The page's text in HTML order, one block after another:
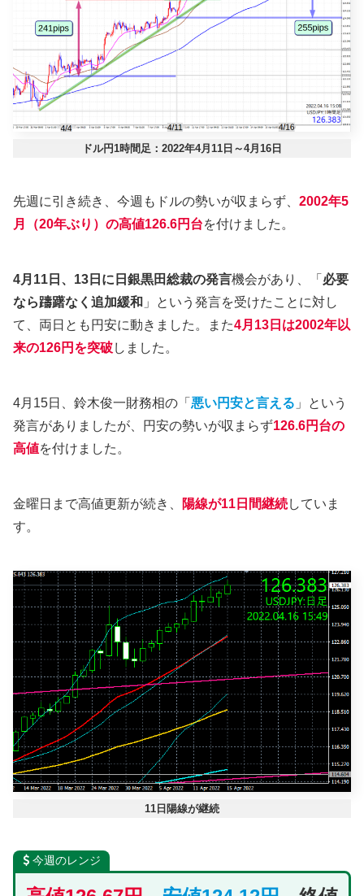
ドル円1時間足：2022年4月11日～4月16日
先週に引き続き、今週もドルの勢いが収まらず、 2002年5
月（20年ぶり）の高値126.6円台を付けました。
4月11日、13日に日銀黒田総裁の発言機会があり、「 必要
なら躊躇なく追加緩和 」という発言を受けたことに対し
て、両日とも円安に動きました。また4月13日は2002年以
来の126円を突破しました。
4月15日、鈴木俊一財務相の「 悪い円安と言える 」という
発言がありましたが、円安の勢いが収まらず126.6円台の
高値を付けました。
金曜日まで高値更新が続き、 陽線が11日間継続していま
す。
11日陽線が継続
今週のレンジ